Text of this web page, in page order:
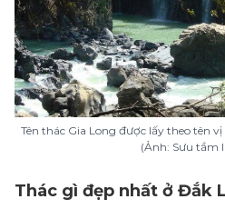
Tên thác Gia Long được lấy theo tên
(Ảnh: Sưu tầm
Thác gì đẹp nhất ở Đắk